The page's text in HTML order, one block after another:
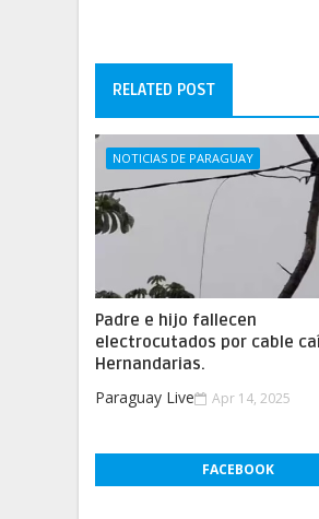
RELATED POST
NOTICIAS DE PARAGUAY
Padre e hijo fallecen
electrocutados por cable
Hernandarias.
Paraguay Live Apr 14, 2025
FACEBOOK